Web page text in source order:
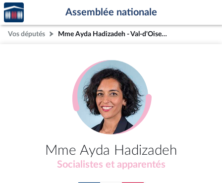
Aller au contenu
Aller en bas de la page
Accèder
à la
page
d'accueil
Assemblée nationale
Vos députés Mme Ayda Hadizadeh - Val-d'Oise (2e circonscription)
Mme Ayda Hadizadeh
Socialistes et apparentés